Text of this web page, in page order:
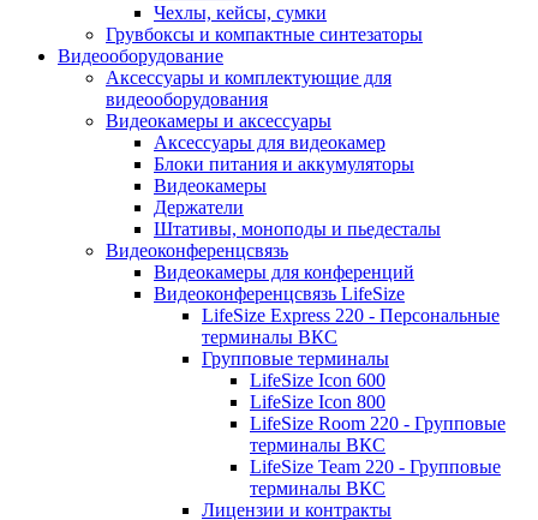
Чехлы, кейсы, сумки
Грувбоксы и компактные синтезаторы
Видеооборудование
Аксессуары и комплектующие для
видеооборудования
Видеокамеры и аксессуары
Аксессуары для видеокамер
Блоки питания и аккумуляторы
Видеокамеры
Держатели
Штативы, моноподы и пьедесталы
Видеоконференцсвязь
Видеокамеры для конференций
Видеоконференцсвязь LifeSize
LifeSize Express 220 - Персональные
терминалы ВКС
Групповые терминалы
LifeSize Icon 600
LifeSize Icon 800
LifeSize Room 220 - Групповые
терминалы ВКС
LifeSize Team 220 - Групповые
терминалы ВКС
Лицензии и контракты